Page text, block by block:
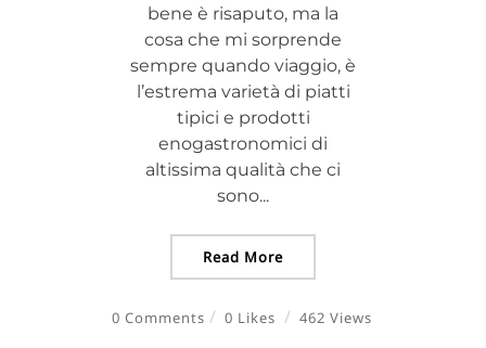
bene è risaputo, ma la
cosa che mi sorprende
sempre quando viaggio, è
l’estrema varietà di piatti
tipici e prodotti
enogastronomici di
altissima qualità che ci
sono...
Read More
0 Comments 0 Likes 462 Views